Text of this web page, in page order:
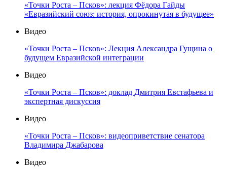
«Точки Роста – Псков»: лекция Фёдора Гайды
«Евразийский союз: история, опрокинутая в будущее»
Видео
«Точки Роста – Псков»: Лекция Александра Гущина о
будущем Евразийской интеграции
Видео
«Точки Роста – Псков»: доклад Дмитрия Евстафьева и
экспертная дискуссия
Видео
«Точки Роста – Псков»: видеоприветствие сенатора
Владимира Джабарова
Видео